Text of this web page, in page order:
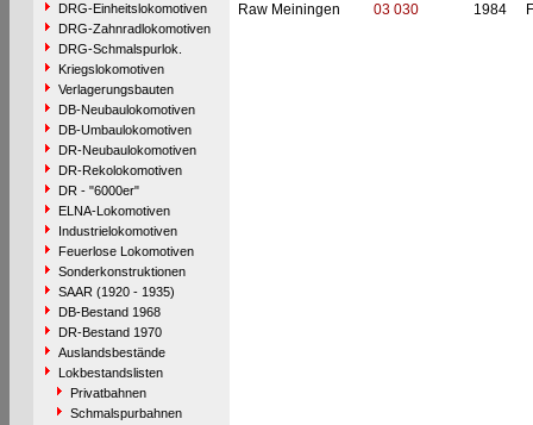
DRG-Einheitslokomotiven
DRG-Zahnradlokomotiven
DRG-Schmalspurlok.
Kriegslokomotiven
Verlagerungsbauten
DB-Neubaulokomotiven
DB-Umbaulokomotiven
DR-Neubaulokomotiven
DR-Rekolokomotiven
DR - "6000er"
ELNA-Lokomotiven
Industrielokomotiven
Feuerlose Lokomotiven
Sonderkonstruktionen
SAAR (1920 - 1935)
DB-Bestand 1968
DR-Bestand 1970
Auslandsbestände
Lokbestandslisten
Privatbahnen
Schmalspurbahnen
Raw Meiningen
03 030 1984